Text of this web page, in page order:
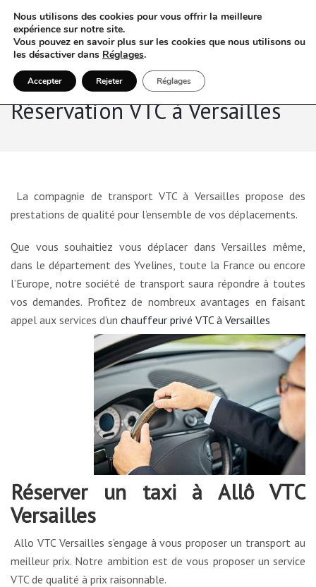
Réservation VTC à Versailles
La compagnie de transport VTC à Versailles propose des
prestations de qualité pour l’ensemble de vos déplacements.
Que vous souhaitiez vous déplacer dans Versailles même,
dans le département des Yvelines, toute la France ou encore
l’Europe, notre société de transport saura répondre à toutes
vos demandes. Profitez de nombreux avantages en faisant
appel aux services d’un chauffeur privé VTC à Versailles
Réserver un taxi à Allô VTC
Versailles
Allo VTC Versailles s’engage à vous proposer un transport au
meilleur prix. Notre ambition est de vous proposer un service
VTC de qualité à prix raisonnable.
Nous utilisons des cookies pour vous offrir la meilleure
expérience sur notre site.
Vous pouvez en savoir plus sur les cookies que nous utilisons ou
les désactiver dans Réglages.
Accepter Rejeter Réglages